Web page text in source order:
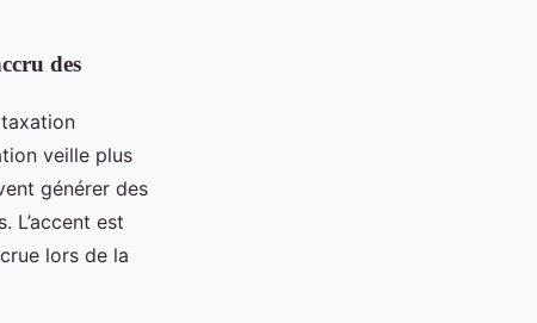
des
veille plus
générer des
L’accent est
lors de la